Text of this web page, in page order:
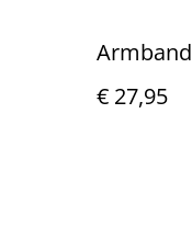
Armband
€ 27,95